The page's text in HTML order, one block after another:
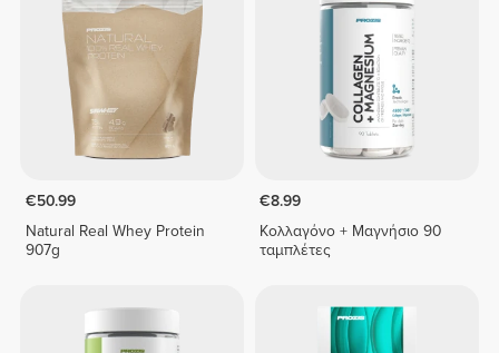
€50.99
Natural Real Whey Protein
907g
€8.99
Κολλαγόνο + Μαγνήσιο 90
ταμπλέτες